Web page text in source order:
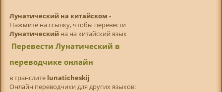
Лунатический на китайском -
Нажмите на ссылку, чтобы перевести
Лунатическийна на китайский язык
Перевести Лунатический в
переводчике онлайн
в транслитe lunaticheskij
Онлайн переводчики для других языков: